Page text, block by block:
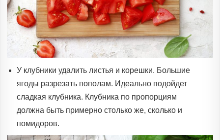
У клубники удалить листья и корешки. Большие
ягоды разрезать пополам. Идеально подойдет
сладкая клубника. Клубника по пропорциям
должна быть примерно столько же, сколько и
помидоров.